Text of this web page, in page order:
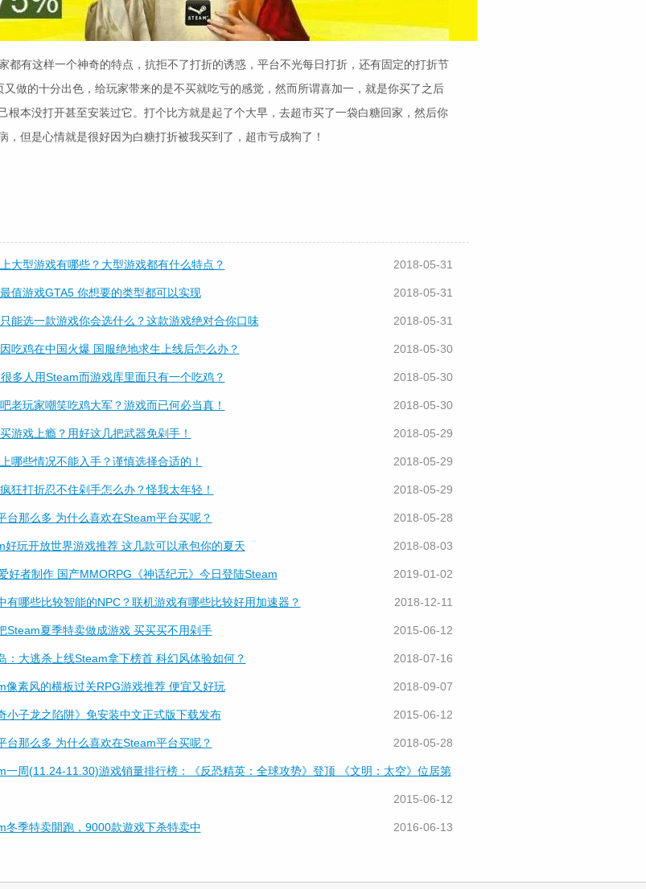
都有这样一个神奇的特点，抗拒不了打折的诱惑，平台不光每日打折，还有固定的打折节
又做的十分出色，给玩家带来的是不买就吃亏的感觉，然而所谓喜加一，就是你买了之后
根本没打开甚至安装过它。打个比方就是起了个大早，去超市买了一袋白糖回家，然后你
，但是心情就是很好因为白糖打折被我买到了，超市亏成狗了！
大型游戏有哪些？大型游戏都有什么特点？ 2018-05-31
值游戏GTA5 你想要的类型都可以实现 2018-05-31
能选一款游戏你会选什么？这款游戏绝对合你口味 2018-05-31
吃鸡在中国火爆 国服绝地求生上线后怎么办？ 2018-05-30
多人用Steam而游戏库里面只有一个吃鸡？ 2018-05-30
老玩家嘲笑吃鸡大军？游戏而已何必当真！ 2018-05-30
游戏上瘾？用好这几把武器免剁手！ 2018-05-29
哪些情况不能入手？谨慎选择合适的！ 2018-05-29
狂打折忍不住剁手怎么办？怪我太年轻！ 2018-05-29
台那么多 为什么喜欢在Steam平台买呢？ 2018-05-28
好玩开放世界游戏推荐 这几款可以承包你的夏天 2018-08-03
好者制作 国产MMORPG《神话纪元》今日登陆Steam 2019-01-02
有哪些比较智能的NPC？联机游戏有哪些比较好用加速器？ 2018-12-11
Steam夏季特卖做成游戏 买买买不用剁手 2015-06-12
：大逃杀上线Steam拿下榜首 科幻风体验如何？ 2018-07-16
像素风的横板过关RPG游戏推荐 便宜又好玩 2018-09-07
小子龙之陷阱》免安装中文正式版下载发布 2015-06-12
台那么多 为什么喜欢在Steam平台买呢？ 2018-05-28
一周(11.24-11.30)游戏销量排行榜：《反恐精英：全球攻势》登顶 《文明：太空》位居第
2015-06-12
冬季特卖開跑，9000款遊戏下杀特卖中 2016-06-13